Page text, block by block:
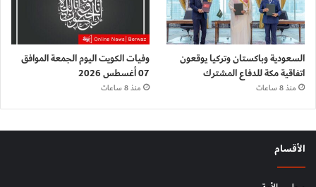
السعودية وباكستان وتركيا يوقعون
اتفاقية مكة للدفاع المشترك
منذ 8 ساعات
وفيات الكويت اليوم الجمعة الموافق
07 أغسطس 2026
منذ 8 ساعات
الأقسام